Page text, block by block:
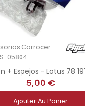
Accesorios Carrocería
05804
5,00 €
Ajouter Au Panier